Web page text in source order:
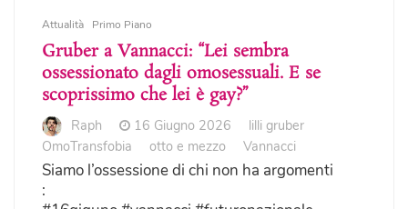
Attualità Primo Piano
Gruber a Vannacci: “Lei sembra
ossessionato dagli omosessuali. E se
scoprissimo che lei è gay?”
Raph 16 Giugno 2026
lilli gruber
OmoTransfobia
otto e mezzo Vannacci
Siamo l’ossessione di chi non ha argomenti
: